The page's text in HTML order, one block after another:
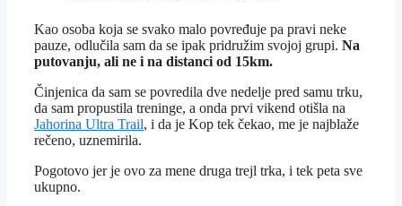
Kao osoba koja se svako malo povređuje pa pravi neke
pauze, odlučila sam da se ipak pridružim svojoj grupi. Na
putovanju, ali ne i na distanci od 15km.
Činjenica da sam se povredila dve nedelje pred samu trku,
da sam propustila treninge, a onda prvi vikend otišla na
Jahorina Ultra Trail, i da je Kop tek čekao, me je najblaže
rečeno, uznemirila.
Pogotovo jer je ovo za mene druga trejl trka, i tek peta sve
ukupno.